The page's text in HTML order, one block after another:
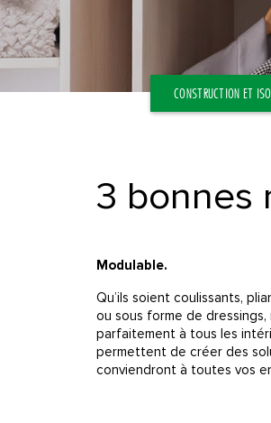
3 bonnes
Modulable.
Qu’ils soient coulissants,
ou sous forme de
parfaitement à tous les
permettent de créer des
conviendront à toutes vos